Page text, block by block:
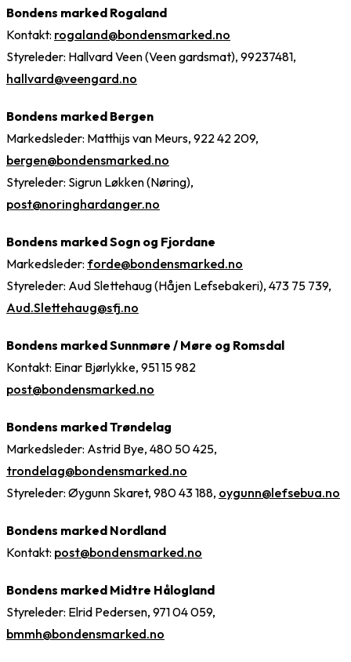
Bondens marked Rogaland
Kontakt: rogaland@bondensmarked.no
Styreleder: Hallvard Veen (Veen gardsmat), 99237481,
hallvard@veengard.no
Bondens marked Bergen
Markedsleder: Matthijs van Meurs, 922 42 209,
bergen@bondensmarked.no
Styreleder: Sigrun Løkken (Nøring),
post@noringhardanger.no
Bondens marked Sogn og Fjordane
Markedsleder: forde@bondensmarked.no
Styreleder: Aud Slettehaug (Håjen Lefsebakeri), 473 75 739,
Aud.Slettehaug@sfj.no
Bondens marked Sunnmøre / Møre og Romsdal
Kontakt: Einar Bjørlykke, 951 15 982
post@bondensmarked.no
Bondens marked Trøndelag
Markedsleder: Astrid Bye, 480 50 425,
trondelag@bondensmarked.no
Styreleder: Øygunn Skaret, 980 43 188, oygunn@lefsebua.no
Bondens marked Nordland
Kontakt: post@bondensmarked.no
Bondens marked Midtre Hålogland
Styreleder: Elrid Pedersen, 971 04 059,
bmmh@bondensmarked.no